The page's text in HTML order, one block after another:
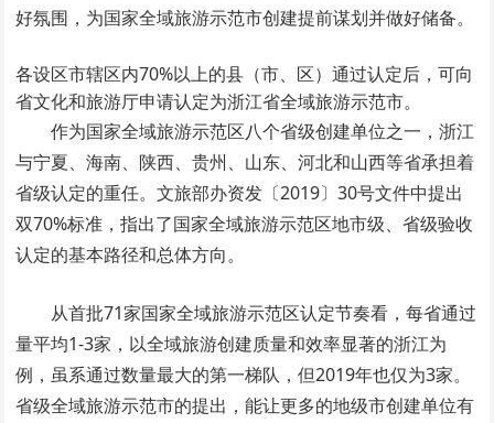
好氛围，为国家全域旅游示范市创建提前谋划并做好储备。
各设区市辖区内70%以上的县（市、区）通过认定后，可向
省文化和旅游厅申请认定为浙江省全域旅游示范市。
作为国家全域旅游示范区八个省级创建单位之一，浙江
与宁夏、海南、陕西、贵州、山东、河北和山西等省承担着
省级认定的重任。文旅部办资发〔2019〕30号文件中提出
双70%标准，指出了国家全域旅游示范区地市级、省级验收
认定的基本路径和总体方向。
从首批71家国家全域旅游示范区认定节奏看，每省通过
量平均1-3家，以全域旅游创建质量和效率显著的浙江为
例，虽系通过数量最大的第一梯队，但2019年也仅为3家。
省级全域旅游示范市的提出，能让更多的地级市创建单位有